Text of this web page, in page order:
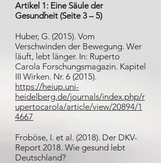
Artikel 1: Eine Säule der
Gesundheit (Seite 3 – 5)
Huber, G. (2015). Vom
Verschwinden der Bewegung. Wer
läuft, lebt länger. In: Ruperto
Carola Forschungsmagazin. Kapitel
III Wirken. Nr. 6 (2015).
https://heiup.uni-
heidelberg.de/journals/index.php/r
upertocarola/article/view/20894/1
4667
Froböse, I. et al. (2018). Der DKV-
Report 2018. Wie gesund lebt
Deutschland?